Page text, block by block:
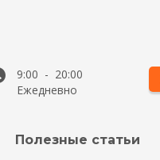
9:00 - 20:00
Ежедневно
Полезные статьи